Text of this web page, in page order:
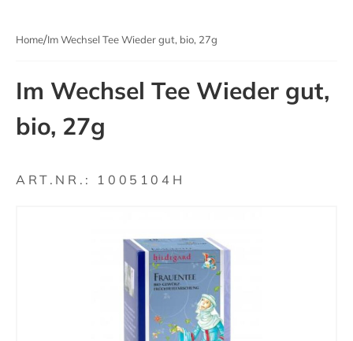
Home Im Wechsel Tee Wieder gut, bio, 27g
Im Wechsel Tee Wieder gut,
bio, 27g
ART.NR.: 1005104H